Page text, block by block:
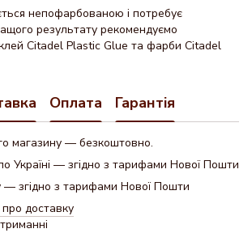
непофарбованою і потребує
результату рекомендуємо
Citadel Plastic Glue та фарби Citadel
Оплата Гарантія
магазину — безкоштовно.
Україні — згідно з тарифами Нової Пошти
згідно з тарифами Нової Пошти
про доставку